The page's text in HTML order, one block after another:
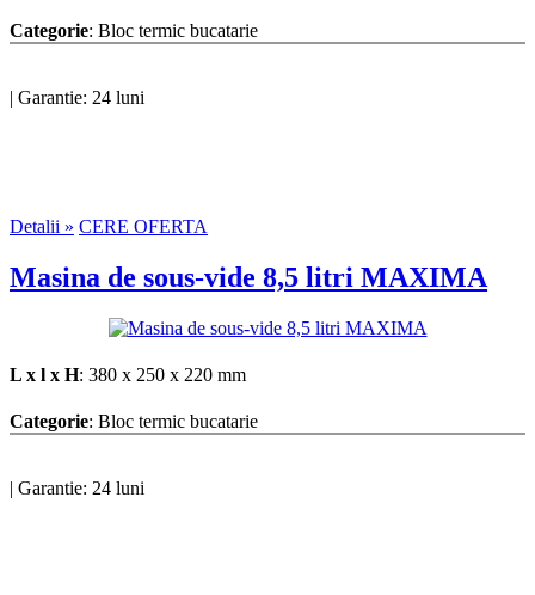
Categorie: Bloc termic bucatarie
| Garantie: 24 luni
Detalii » CERE OFERTA
Masina de sous-vide 8,5 litri MAXIMA
L x l x H: 380 x 250 x 220 mm
Categorie: Bloc termic bucatarie
| Garantie: 24 luni